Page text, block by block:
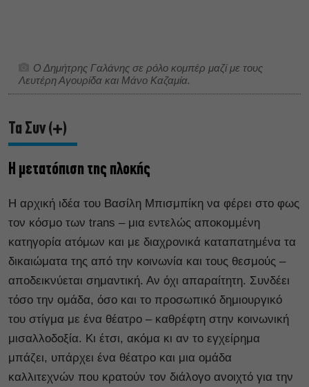
Ο Δημήτρης Γαλάνης σε ρόλο κομπέρ μαζί με τους
Λευτέρη Αγουρίδα και Μάνο Καζαμία.
Τα Συν (+)
Η μετατόπιση της πλοκής
Η αρχική ιδέα του Βασίλη Μπισμπίκη να φέρει στο φως
τον κόσμο των trans – μια εντελώς αποκομμένη
κατηγορία ατόμων και με διαχρονικά καταπατημένα τα
δικαιώματα της από την κοινωνία και τους θεσμούς –
αποδεικνύεται σημαντική. Αν όχι απαραίτητη. Συνδέει
τόσο την ομάδα, όσο και το προσωπικό δημιουργικό
του στίγμα με ένα θέατρο – καθρέφτη στην κοινωνική
μισαλλοδοξία. Κι έτσι, ακόμα κι αν το εγχείρημα
μπάζει, υπάρχει ένα θέατρο και μια ομάδα
καλλιτεχνών που κρατούν τον διάλογο ανοιχτό για την